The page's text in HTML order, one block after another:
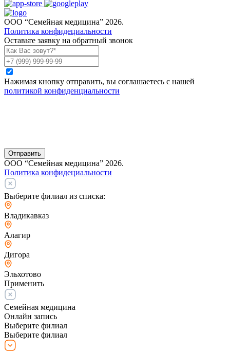
ООО “Семейная медицина” 2026.
Политика конфидециальности
Оставьте заявку на обратный звонок
Нажимая кнопку отправить, вы соглашаетесь с нашей
политикой конфиденциальности
Отправить
ООО “Семейная медицина” 2026.
Политика конфидециальности
Выберите филиал из списка:
Владикавказ
Алагир
Дигора
Эльхотово
Применить
Семейная медицина
Онлайн запись
Выберите филиал
Выберите филиал